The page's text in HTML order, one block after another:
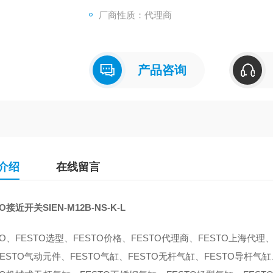
材料备注 不含有黄铜和PTFE
厂商性质：代理商
产品咨询
绍 在线留言
接近开关SIEN-M12B-NS-K-L
、FESTO选型、FESTO价格、FESTO代理商、FESTO上海代理
气动元件、FESTO气缸、FESTO无杆气缸、FESTO导杆气